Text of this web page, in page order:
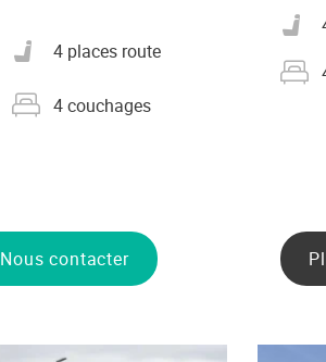
Nombre de places carte
grise
4 places route
Nombre de couchages
4 couchages
Nous contacter